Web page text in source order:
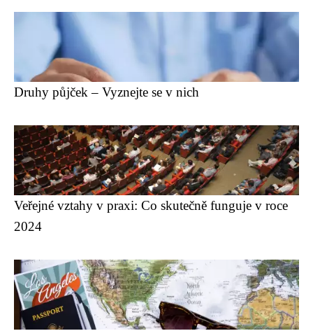
Druhy půjček – Vyznejte se v nich
Veřejné vztahy v praxi: Co skutečně funguje v roce
2024